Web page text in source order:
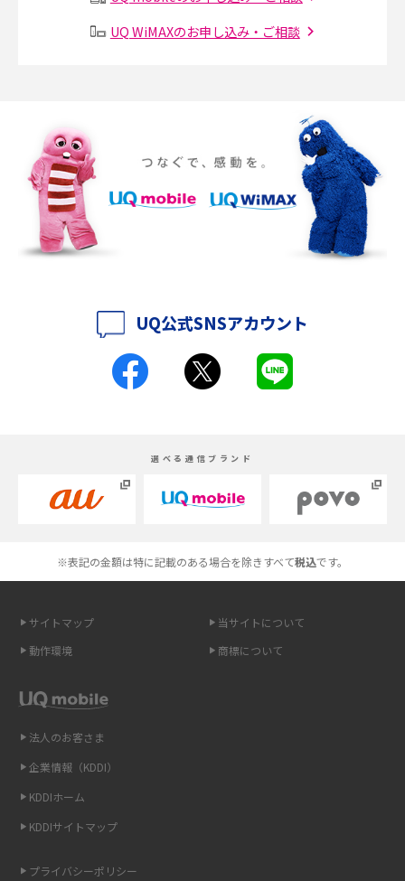
iPhone 16eとiPhone SE（第3世代）の違いは？サイズやスペックを比較し
て解説
iPhone 16eとiPhone 14を徹底比較！スペック・機能の違いをわかりやすく
紹介
iPhone 16とiPhone 15の違いは？カメラ・スペック・機能を徹底比較
iPhoneの機種変更のやり方は？事前準備・手順やデータ移行方法をわかり
Androidスマホとは？特徴やメリット・デメリット、おススメ機種を紹介
高校生にスマホ制限は必要？所持率やメリット・デメリットを詳しく紹介
トを解説
スマホや携帯端末の通信速度制限とは？回避のコツや解除のタイミング・
LINEの通知がこない時の原因と対処法9選！設定の確認手順も解説
UQ WiMAXのお申し込み・ご相談
UQ公式SNSアカウント
選べる通信ブランド
※表記の金額は特に記載のある場合を除きすべて税込です。
サイトマップ
当サイトについて
動作環境
商標について
法人のお客さま
企業情報（KDDI）
KDDIホーム
KDDIサイトマップ
プライバシーポリシー